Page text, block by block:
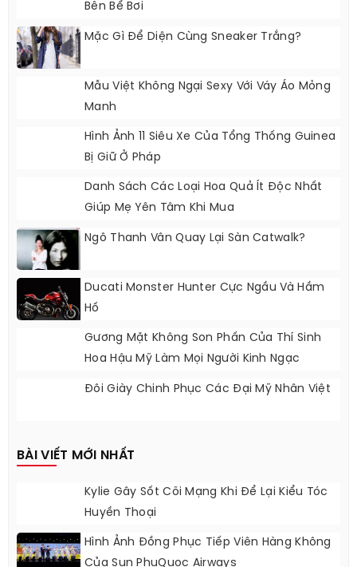
Bên Bể Bơi
Mặc Gì Để Diện Cùng Sneaker Trắng?
Mẫu Việt Không Ngại Sexy Với Váy Áo Mỏng
Manh
Hình Ảnh 11 Siêu Xe Của Tổng Thống Guinea
Bị Giữ Ở Pháp
Danh Sách Các Loại Hoa Quả Ít Độc Nhất
Giúp Mẹ Yên Tâm Khi Mua
Ngô Thanh Vân Quay Lại Sàn Catwalk?
Ducati Monster Hunter Cực Ngầu Và Hầm
Hố
Gương Mặt Không Son Phấn Của Thí Sinh
Hoa Hậu Mỹ Làm Mọi Người Kinh Ngạc
Đôi Giày Chinh Phục Các Đại Mỹ Nhân Việt
BÀI VIẾT MỚI NHẤT
Kylie Gây Sốt Cõi Mạng Khi Để Lại Kiểu Tóc
Huyền Thoại
Hình Ảnh Đồng Phục Tiếp Viên Hàng Không
Của Sun PhuQuoc Airways